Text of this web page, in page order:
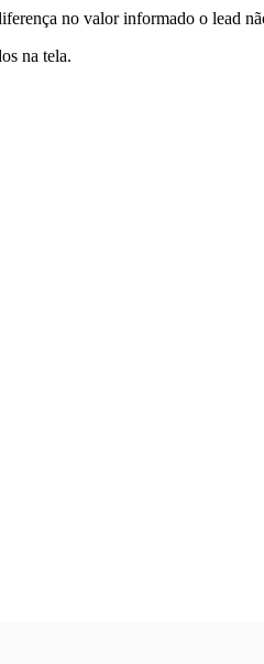
no valor informado o lead
na tela.